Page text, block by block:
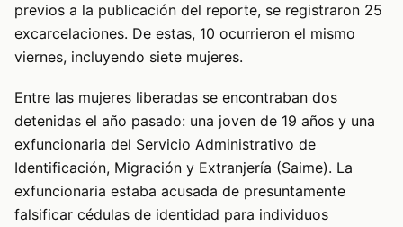
previos a la publicación del reporte, se registraron 25
excarcelaciones. De estas, 10 ocurrieron el mismo
viernes, incluyendo siete mujeres.
Entre las mujeres liberadas se encontraban dos
detenidas el año pasado: una joven de 19 años y una
exfuncionaria del Servicio Administrativo de
Identificación, Migración y Extranjería (Saime). La
exfuncionaria estaba acusada de presuntamente
falsificar cédulas de identidad para individuos